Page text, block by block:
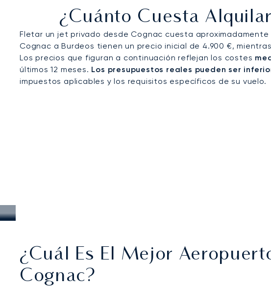
¿Cuánto Cuesta
Fletar un jet privado desde Cognac cuesta
Cognac a Burdeos tienen un precio inicial de 4.900 €,
Los precios que figuran a continuación reflejan los costes
últimos 12 meses. Los presupuestos reales pueden ser
impuestos aplicables y los requisitos específicos de su vuelo.
¿Cuál Es El Mejor
Cognac?